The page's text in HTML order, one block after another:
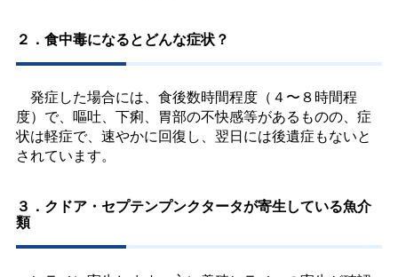
２．食中毒になるとどんな症状？
発症した場合には、食後数時間程度（４〜８時間程
度）で、嘔吐、下痢、胃部の不快感等があるものの、症
状は軽症で、速やかに回復し、翌日には後遺症もないと
されています。
３．クドア・セプテンプンクタータが寄生している魚介
類